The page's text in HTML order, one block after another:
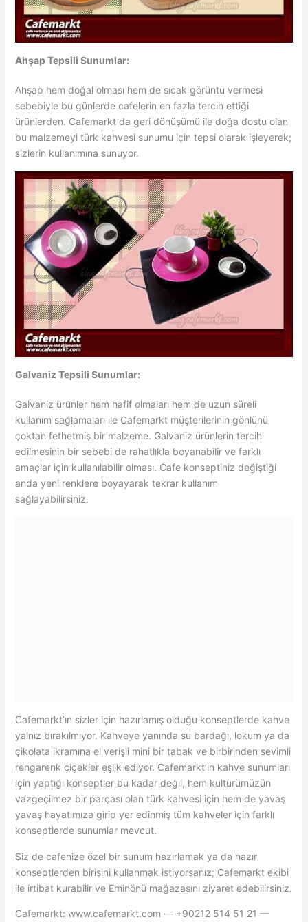
Ahşap Tepsili Sunumlar:
Ahşap hem doğal olması hem de sıcak görüntü vermesi
sebebiyle bu günlerde cafelerin en fazla tercih ettiği
ürünlerden. Cafemarkt da geri dönüşümü ile doğa dostu olan
bu malzemeyi türk kahvesi sunumu için tepsi olarak işleyerek;
sizlerin kullanımına sunuyor.
Galvaniz Tepsili Sunumlar:
Galvaniz ürünler hem hafif olmaları hem de uzun süreli
kullanım sağlamaları ile Cafemarkt müşterilerinin gönlünü
çoktan fethetmiş bir malzeme. Galvaniz ürünlerin tercih
edilmesinin bir sebebi de rahatlıkla boyanabilir ve farklı
amaçlar için kullanılabilir olması. Cafe konseptiniz değiştiği
anda yeni renklere boyayarak tekrar kullanım
sağlayabilirsiniz.
Cafemarkt’ın sizler için hazırlamış olduğu konseptlerde kahve
yalnız bırakılmıyor. Kahveye yanında su bardağı, lokum ya da
çikolata ikramına el verişli mini bir tabak ve birbirinden sevimli
rengarenk çiçekler eşlik ediyor. Cafemarkt’ın kahve sunumları
için yaptığı konseptler bu kadar değil, hem kültürümüzün
vazgeçilmez bir parçası olan türk kahvesi için hem de yavaş
yavaş hayatımıza girip yer edinmiş tüm kahveler için farklı
konseptlerde sunumlar mevcut.
Siz de cafenize özel bir sunum hazırlamak ya da hazır
konseptlerden birisini kullanmak istiyorsanız; Cafemarkt ekibi
ile irtibat kurabilir ve Eminönü mağazasını ziyaret edebilirsiniz.
Cafemarkt: www.cafemarkt.com — +90212 514 51 21 —